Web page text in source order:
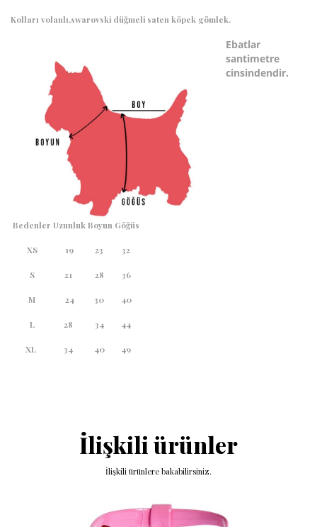
Kolları volanlı,swarovski düğmeli saten köpek gömlek.
Ebatlar
santimetre
cinsindendir.
Bedenler UzunlukBoyun Göğüs
XS 19 23 32
S 21 28 36
M 24 30 40
L 28 34 44
XL 34 40 49
İlişkili ürünler
İlişkili ürünlere bakabilirsiniz.